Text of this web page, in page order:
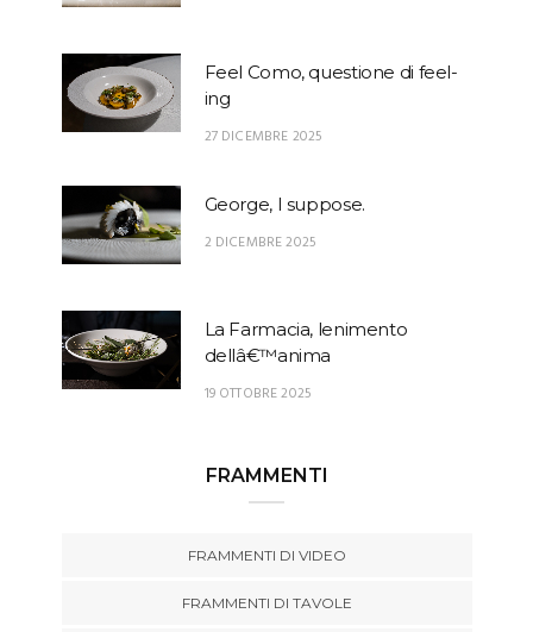
Feel Como, questione di feel-
ing
27 DICEMBRE 2025
George, I suppose.
2 DICEMBRE 2025
La Farmacia, lenimento
dellâ€™anima
19 OTTOBRE 2025
FRAMMENTI
FRAMMENTI DI VIDEO
FRAMMENTI DI TAVOLE